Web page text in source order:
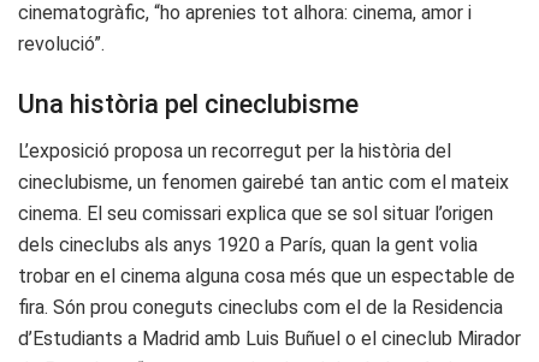
cinematogràfic, “ho aprenies tot alhora: cinema, amor i
revolució”.
Una història pel cineclubisme
L’exposició proposa un recorregut per la història del
cineclubisme, un fenomen gairebé tan antic com el mateix
cinema. El seu comissari explica que se sol situar l’origen
dels cineclubs als anys 1920 a París, quan la gent volia
trobar en el cinema alguna cosa més que un espectable de
fira. Són prou coneguts cineclubs com el de la Residencia
d’Estudiants a Madrid amb Luis Buñuel o el cineclub Mirador